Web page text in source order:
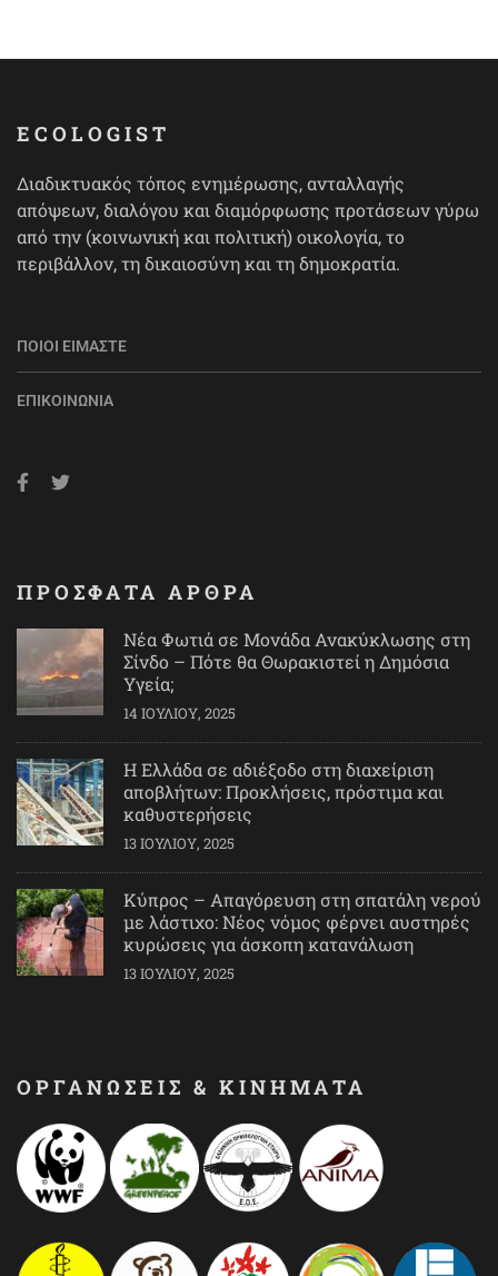
ECOLOGIST
Διαδικτυακός τόπος ενημέρωσης, ανταλλαγής
απόψεων, διαλόγου και διαμόρφωσης προτάσεων γύρω
από την (κοινωνική και πολιτική) οικολογία, το
περιβάλλον, τη δικαιοσύνη και τη δημοκρατία.
ΠΟΙΟΙ ΕΊΜΑΣΤΕ
ΕΠΙΚΟΙΝΩΝΊΑ
ΠΡΟΣΦΑΤΑ ΑΡΘΡΑ
Νέα Φωτιά σε Μονάδα Ανακύκλωσης στη
Σίνδο – Πότε θα Θωρακιστεί η Δημόσια
Υγεία;
14 ΙΟΥΛΊΟΥ, 2025
Η Ελλάδα σε αδιέξοδο στη διαχείριση
αποβλήτων: Προκλήσεις, πρόστιμα και
καθυστερήσεις
13 ΙΟΥΛΊΟΥ, 2025
Κύπρος – Απαγόρευση στη σπατάλη νερού
με λάστιχο: Νέος νόμος φέρνει αυστηρές
κυρώσεις για άσκοπη κατανάλωση
13 ΙΟΥΛΊΟΥ, 2025
ΟΡΓΑΝΩΣΕΙΣ & ΚΙΝΗΜΑΤΑ